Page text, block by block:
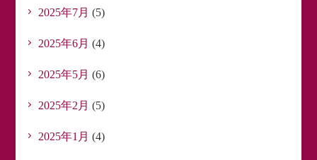
2025年7月 (5)
2025年6月 (4)
2025年5月 (6)
2025年2月 (5)
2025年1月 (4)